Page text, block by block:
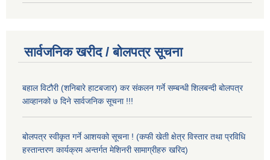
सार्वजनिक खरीद / बोलपत्र सूचना
बहाल विटौरी (शनिबारे हाटबजार) कर संकलन गर्ने सम्बन्धी शिलबन्दी बोलपत्र
आव्हानको ७ दिने सार्वजनिक सूचना !!!
बोलपत्र स्वीकृत गर्ने आशयको सूचना ! (कफी खेती क्षेत्र विस्तार तथा प्रविधि
हस्तान्तरण कार्यक्रम अन्तर्गत मेशिनरी सामाग्रीहरु खरिद)